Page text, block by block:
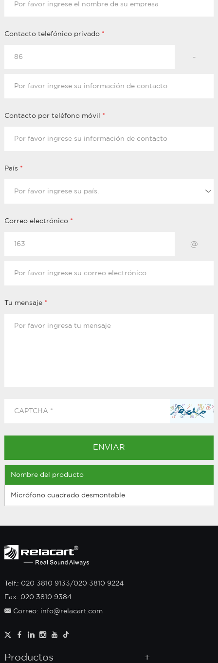
Contacto telefónico privado *
-
Contacto por teléfono móvil *
País *
Correo electrónico *
@
Tu mensaje *
Nombre del producto
Micrófono cuadrado desmontable
Telf.: 020 3810 9133/020 3810 9224
Fax: 020 3810 9384
Correo: info@relacart.com
Productos